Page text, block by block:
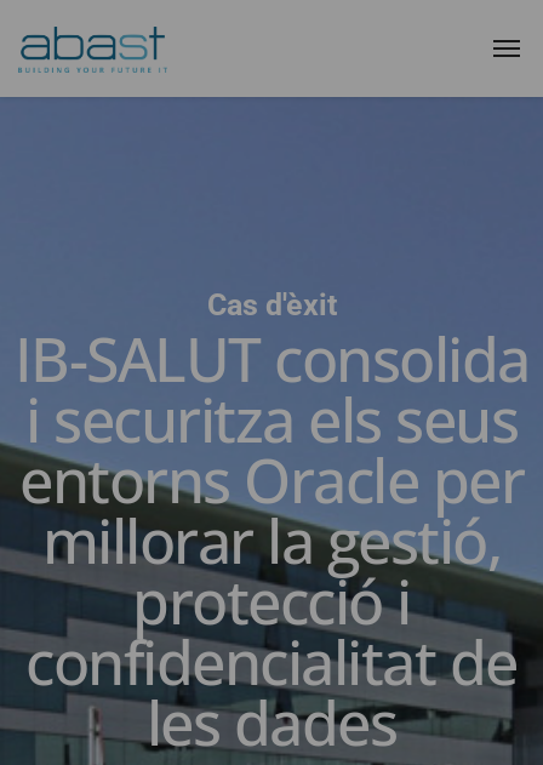
Cas d'èxit
IB-SALUT consolida
i securitza els seus
entorns Oracle per
millorar la gestió,
protecció i
confidencialitat de
les dades